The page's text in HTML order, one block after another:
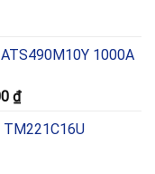
1000A
₫Giá
tại
TM221C16U